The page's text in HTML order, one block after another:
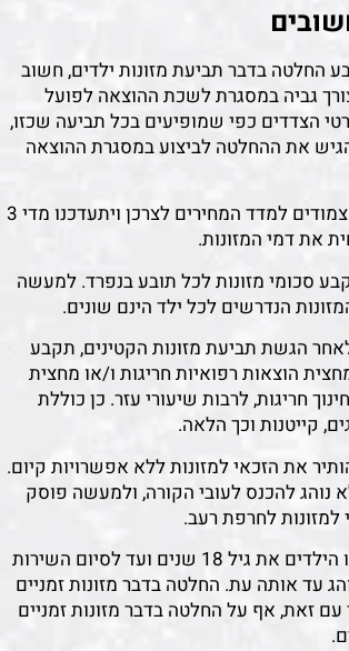
החלטה בדבר תביעת מזונות ילדים, חשוב
גביה במסגרת לשכת ההוצאה לפועל
הצדדים כפי שמופיעים בכל תביעה שכזו,
את ההחלטה לביצוע במסגרת ההוצאה
בנוסף, חשוב מאד להקפיד כי במסגרת ההחלטה, יירשם כי דמי המזונות צמודים למדד המחירים לצרכן ויתעדכנו מדי 3
את דמי המזונות.
סכומי מזונות לכל תובע בנפרד. למעשה
הנדרשים לכל ילד הינם שונים.
הגשת תביעת מזונות הקטינים, תקבע
הוצאות רפואיות חריגות ו/או מחצית
חריגות, לרבות שיעורי עזר. כן כוללת
קייטנות וכך הלאה.
את הזכאי למזונות ללא אפשרויות קיום.
נוהג להכנס לעובי הקורה, ולמעשה פוסק
לחרפת רעב.
החלטה בדבר מזונות קובעת, בין השאר, את חובת המזונות גם עת יעברו הילדים את גיל 18 שנים ועד לסיום השירות
עד אותה עת. החלטה בדבר מזונות זמניים
זאת, אף על החלטה בדבר מזונות זמניים